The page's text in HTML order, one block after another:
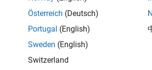
Reciba
Österreich (Deutsch)
Portugal (English)
Sweden (English)
Switzerland